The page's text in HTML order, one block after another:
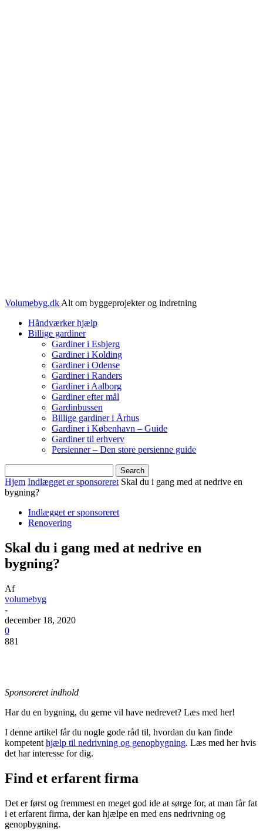
Volumebyg.dk Alt om byggeprojekter og indretning
Håndværker hjælp
Billige gardiner
Gardiner i Esbjerg
Gardiner i Kolding
Gardiner i Odense
Gardiner i Randers
Gardiner i Aalborg
Gardiner efter mål
Gardinbussen
Billige gardiner i Århus
Gardiner i København – Guide
Gardiner til erhverv
Persienner – Den store persienne guide
Hjem Indlægget er sponsoreret Skal du i gang med at nedrive en
bygning?
Indlægget er sponsoreret
Renovering
Skal du i gang med at nedrive en
bygning?
Af
volumebyg
-
december 18, 2020
0
881
Sponsoreret indhold
Har du en bygning, du gerne vil have nedrevet? Læs med her!
I denne artikel får du nogle gode råd til, hvordan du kan finde
kompetent hjælp til nedrivning og genopbygning. Læs med her hvis
det har interesse for dig.
Find et erfarent firma
Det er først og fremmest en meget god ide at sørge for, at man får fat
i et erfarent firma, der kan hjælpe en med ens nedrivning og
genopbygning.